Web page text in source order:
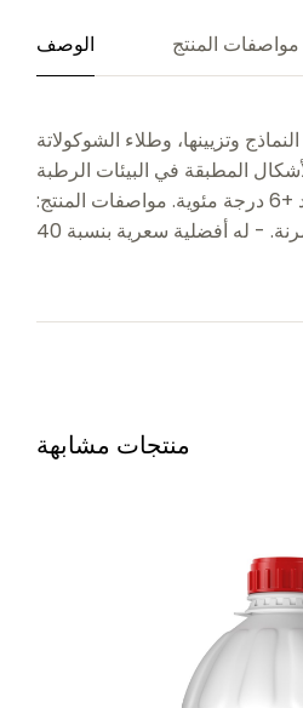
الوصف مواصفات المنتج
الديكور، وصنع النماذج وتزيينها، وطلاء الشوكولاتة
المطبقة في البيئات الرطبة
حتى لا تفقد شكلها. يجب بعد كل استخدام إغلاق عبوة العجين بإحكام لمنع جفافه. العمر الافتراضي للكعك المطلي سيكون أطول إذا تم تخزينه في ثلاجة بدون مروحة عند +6 درجة مئوية. مواصفات المنتج:
منتجات مشابهة